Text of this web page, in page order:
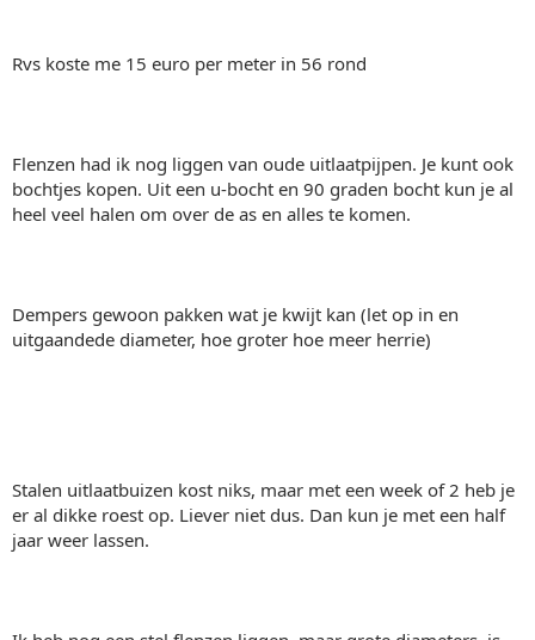
Rvs koste me 15 euro per meter in 56 rond
Flenzen had ik nog liggen van oude uitlaatpijpen. Je kunt ook
bochtjes kopen. Uit een u-bocht en 90 graden bocht kun je al
heel veel halen om over de as en alles te komen.
Dempers gewoon pakken wat je kwijt kan (let op in en
uitgaandede diameter, hoe groter hoe meer herrie)
Stalen uitlaatbuizen kost niks, maar met een week of 2 heb je
er al dikke roest op. Liever niet dus. Dan kun je met een half
jaar weer lassen.